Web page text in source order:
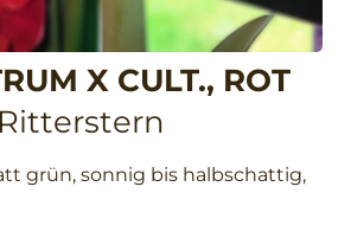
X CULT., ROT
grün, sonnig bis halbschattig,